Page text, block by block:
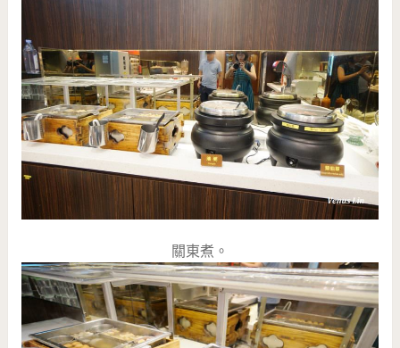
關東煮。